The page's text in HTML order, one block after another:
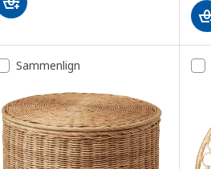
Sammenlign